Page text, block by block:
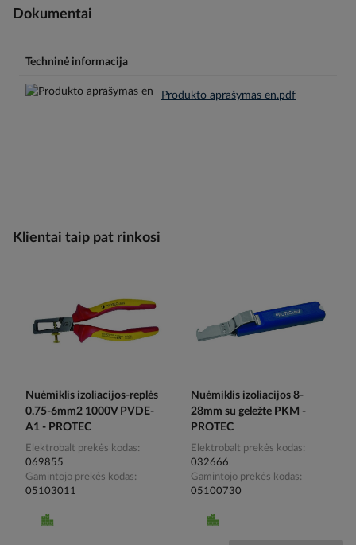
Dokumentai
Techninė informacija
Produkto aprašymas en.pdf
Klientai taip pat rinkosi
Nuėmiklis izoliacijos-replės
0.75-6mm2 1000V PVDE-
A1 - PROTEC
Elektrobalt prekės kodas
069855
Gamintojo prekės kodas
05103011
Nuėmiklis izoliacijos 8-
28mm su geležte PKM -
PROTEC
Elektrobalt prekės kodas
032666
Gamintojo prekės kodas
05100730